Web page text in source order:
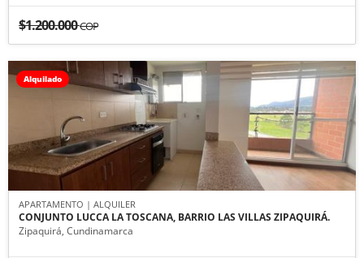
$1.200.000COP
Alquilado
APARTAMENTO | ALQUILER
CONJUNTO LUCCA LA TOSCANA, BARRIO LAS VILLAS ZIPAQUIRÁ.
Zipaquirá, Cundinamarca